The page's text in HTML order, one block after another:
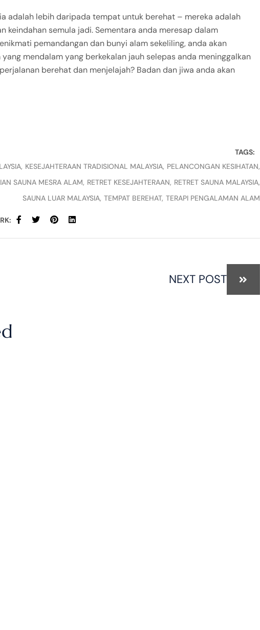
adalah lebih daripada tempat untuk berehat – mereka adalah
keindahan semula jadi. Sementara anda meresap dalam
pemandangan dan bunyi alam sekeliling, anda akan
mendalam yang berkekalan jauh selepas anda meninggalkan
berehat dan menjelajah? Badan dan jiwa anda akan
TAGS:
KESEJAHTERAAN TRADISIONAL MALAYSIA PELANCONGAN KESIHATAN
SAUNA MESRA ALAM RETRET KESEJAHTERAAN RETRET SAUNA MALAYSIA
SAUNA LUAR MALAYSIA TEMPAT BEREHAT TERAPI PENGALAMAN ALAM
NEXT POST